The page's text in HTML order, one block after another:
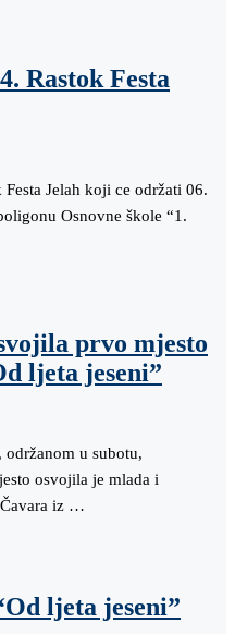
Rastok Festa
Jelah koji ce održati 06.
Osnovne škole “1.
prvo mjesto
ljeta jeseni”
održanom u subotu,
osvojila je mlada i
iz …
ljeta jeseni”